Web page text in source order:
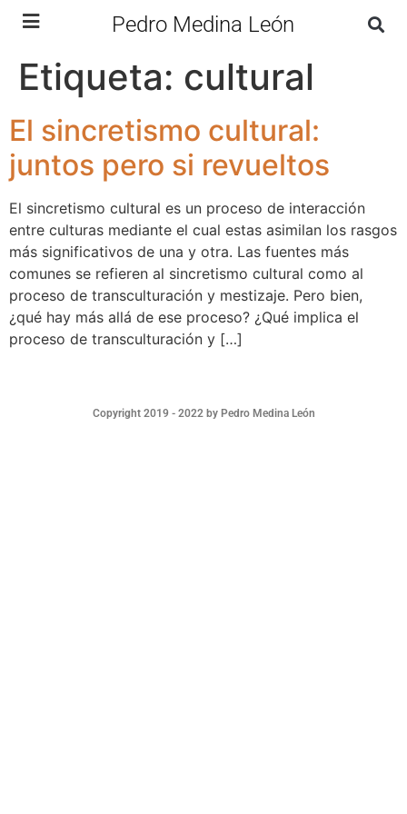
Pedro Medina León
Etiqueta: cultural
El sincretismo cultural:
juntos pero si revueltos
El sincretismo cultural es un proceso de interacción
entre culturas mediante el cual estas asimilan los rasgos
más significativos de una y otra. Las fuentes más
comunes se refieren al sincretismo cultural como al
proceso de transculturación y mestizaje. Pero bien,
¿qué hay más allá de ese proceso? ¿Qué implica el
proceso de transculturación y […]
Copyright 2019 - 2022 by Pedro Medina León